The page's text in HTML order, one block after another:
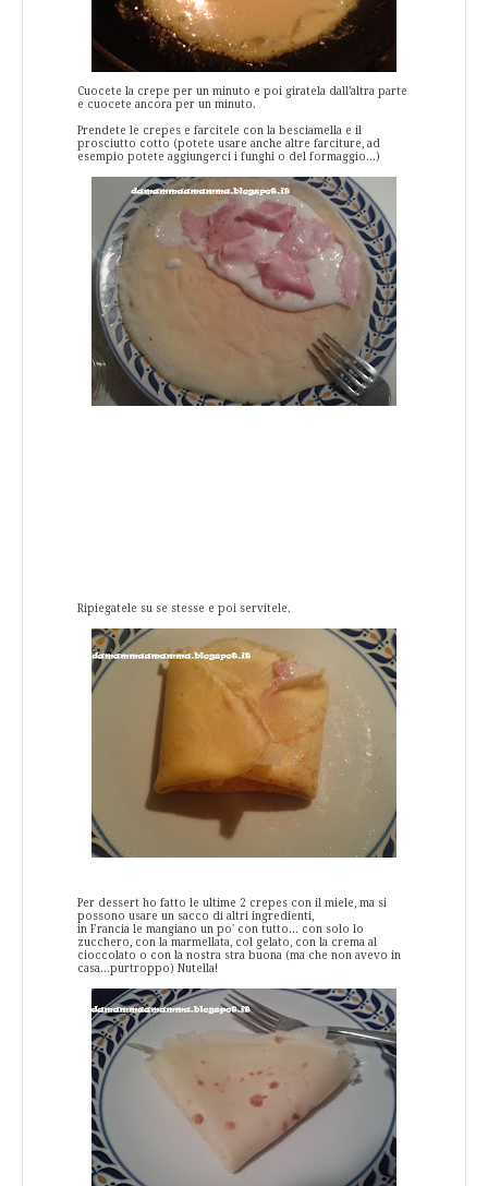
Cuocete la crepe per un minuto e poi giratela dall’altra parte
e cuocete ancora per un minuto.
Prendete le crepes e farcitele con la besciamella e il
prosciutto cotto (potete usare anche altre farciture, ad
esempio potete aggiungerci i funghi o del formaggio...)
Ripiegatele su se stesse e poi servitele.
Per dessert ho fatto le ultime 2 crepes con il miele, ma si
possono usare un sacco di altri ingredienti,
in Francia le mangiano un po' con tutto... con solo lo
zucchero, con la marmellata, col gelato, con la crema al
cioccolato o con la nostra stra buona (ma che non avevo in
casa...purtroppo) Nutella!